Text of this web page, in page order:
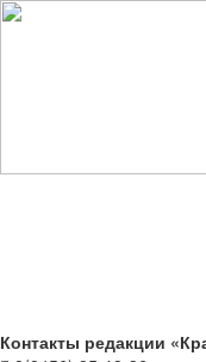
Контакты редакции